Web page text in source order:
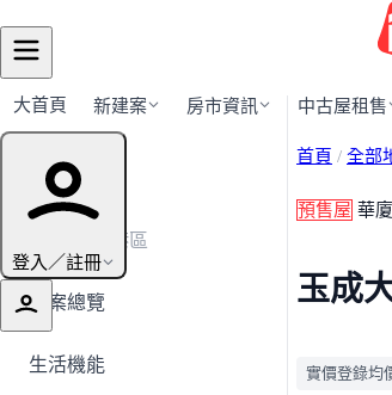
大首頁 新建案 房市資訊 中古屋租售
登入／註冊
建案導覽
← 返回南港區
建案總覽
生活機能
首頁 / 全部
預售屋 華廈
玉成
實價登錄均